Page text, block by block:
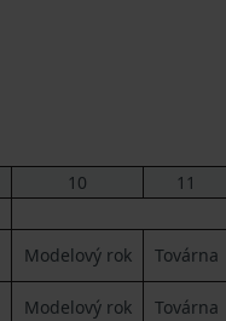
10 11
Modelový rok Továrna
Modelový rok Továrna